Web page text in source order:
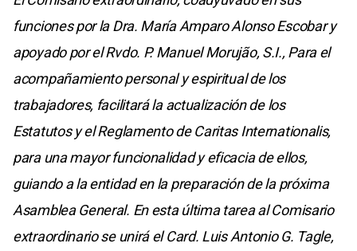
funciones por la Dra. María Amparo Alonso Escobar y
apoyado por el Rvdo. P. Manuel Morujão, S.I., Para el
acompañamiento personal y espiritual de los
trabajadores, facilitará la actualización de los
Estatutos y el Reglamento de Caritas Internationalis,
para una mayor funcionalidad y eficacia de ellos,
guiando a la entidad en la preparación de la próxima
Asamblea General. En esta última tarea al Comisario
extraordinario se unirá el Card. Luis Antonio G. Tagle,